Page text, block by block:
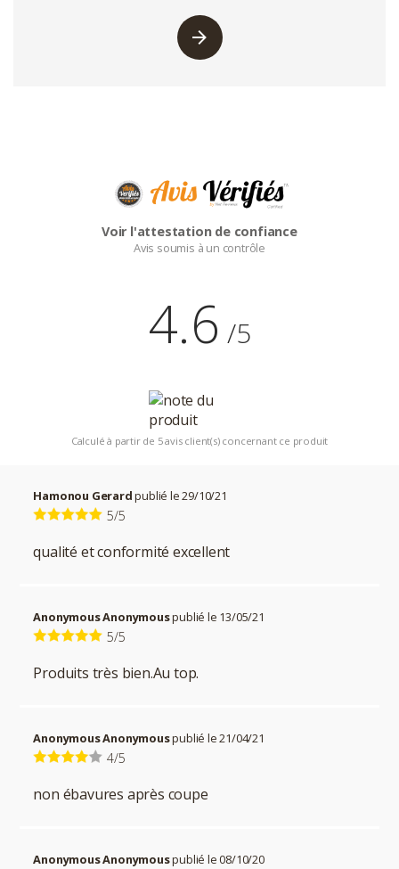
Voir l'attestation de confiance
Avis soumis à un contrôle
4.6 /5
Calculé à partir de 5 avis client(s) concernant ce produit
Hamonou Gerardpublié le 29/10/21
5/5
qualité et conformité excellent
Anonymous Anonymouspublié le 13/05/21
5/5
Produits très bien.Au top.
Anonymous Anonymouspublié le 21/04/21
4/5
non ébavures après coupe
Anonymous Anonymouspublié le 08/10/20